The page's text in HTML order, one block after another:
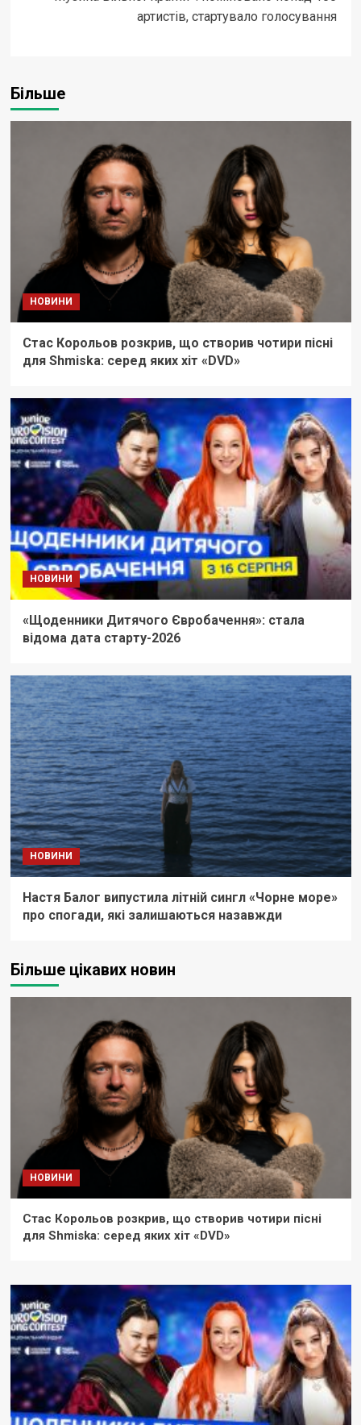
артистів, стартувало голосування
Більше
НОВИНИ
Стас Корольов розкрив, що створив чотири пісні
для Shmiska: серед яких хіт «DVD»
НОВИНИ
«Щоденники Дитячого Євробачення»: стала
відома дата старту-2026
НОВИНИ
Настя Балог випустила літній сингл «Чорне море»
про спогади, які залишаються назавжди
Більше цікавих новин
НОВИНИ
Стас Корольов розкрив, що створив чотири пісні
для Shmiska: серед яких хіт «DVD»